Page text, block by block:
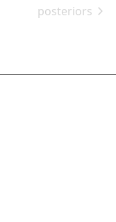
Esdeveniments
posteriors